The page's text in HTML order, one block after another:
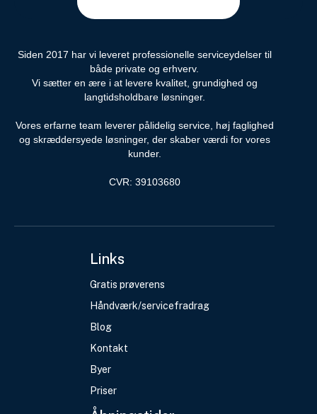
Siden 2017 har vi leveret professionelle serviceydelser til
både private og erhverv.
Vi sætter en ære i at levere kvalitet, grundighed og
langtidsholdbare løsninger.
Vores erfarne team leverer pålidelig service, høj faglighed
og skræddersyede løsninger, der skaber værdi for vores
kunder.
CVR: 39103680
Links
Gratis prøverens
Håndværk/servicefradrag
Blog
Kontakt
Byer
Priser